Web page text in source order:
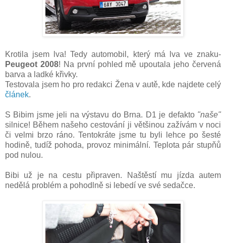
Krotila jsem lva! Tedy automobil, který má lva ve znaku-
Peugeot 2008! Na první pohled mě upoutala jeho červená
barva a ladké křivky.
Testovala jsem ho pro redakci Žena v autě, kde najdete celý
článek.
S Bibim jsme jeli na výstavu do Brna. D1 je defakto "naše"
silnice! Během našeho cestování ji většinou zažívám v noci
či velmi brzo ráno. Tentokráte jsme tu byli lehce po šesté
hodině, tudíž pohoda, provoz minimální. Teplota pár stupňů
pod nulou.
Bibi už je na cestu připraven. Naštěstí mu jízda autem
nedělá problém a pohodlně si lebedí ve své sedačce.